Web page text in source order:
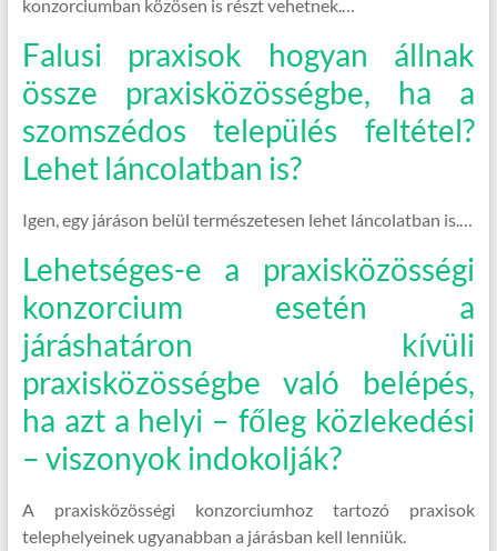
konzorciumban közösen is részt vehetnek.…
Falusi praxisok hogyan állnak
össze praxisközösségbe, ha a
szomszédos település feltétel?
Lehet láncolatban is?
Igen, egy járáson belül természetesen lehet láncolatban is.…
Lehetséges-e a praxisközösségi
konzorcium esetén a
járáshatáron kívüli
praxisközösségbe való belépés,
ha azt a helyi – főleg közlekedési
– viszonyok indokolják?
A praxisközösségi konzorciumhoz tartozó praxisok
telephelyeinek ugyanabban a járásban kell lenniük.